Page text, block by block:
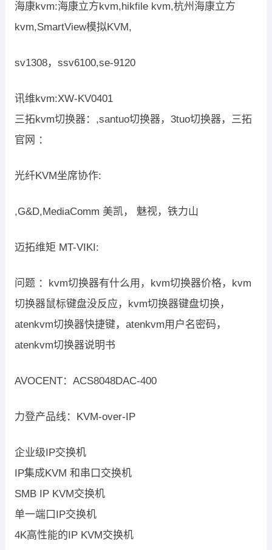
海康kvm:海康立方kvm,hikfile kvm,杭州海康立方
kvm,SmartView模拟KVM,
sv1308，ssv6100,se-9120
讯维kvm:XW-KV0401
三拓kvm切换器：,santuo切换器，3tuo切换器，三拓
官网 ：
光纤KVM坐席协作:
,G&D,MediaComm 美凯， 魅视，铁力山
迈拓维矩 MT-VIKI:
问题 ：kvm切换器有什么用，kvm切换器价格，kvm
切换器鼠标键盘没反应，kvm切换器键盘切换，
atenkvm切换器快捷键，atenkvm用户名密码，
atenkvm切换器说明书
AVOCENT：ACS8048DAC-400
力登产品线：KVM-over-IP
企业级IP交换机
IP集成KVM 和串口交换机
SMB IP KVM交换机
单一端口IP交换机
4K高性能的IP KVM交换机